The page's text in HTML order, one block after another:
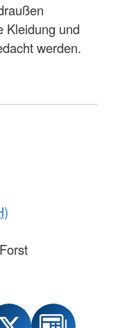
Kleidung und
werden.